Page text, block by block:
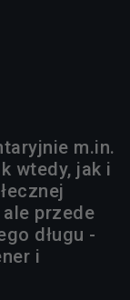
m.in.
wtedy, jak i
przede
długu -
i